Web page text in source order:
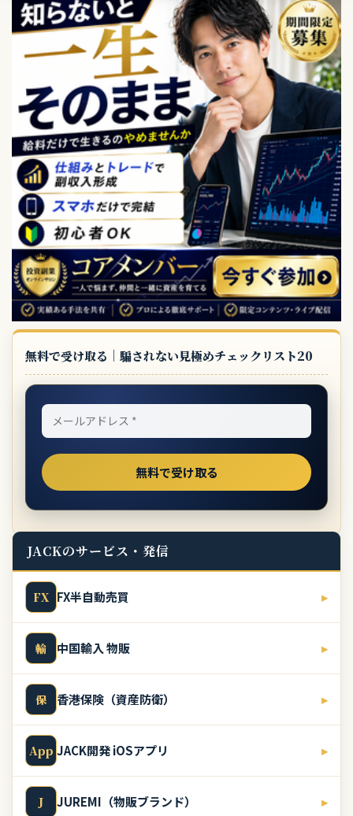
無料で受け取る｜騙されない見極めチェックリスト20
JACKのサービス・発信
FX FX半自動売買 ▸
輸 中国輸入 物販 ▸
保 香港保険（資産防衛） ▸
App JACK開発 iOSアプリ ▸
J JUREMI（物販ブランド） ▸